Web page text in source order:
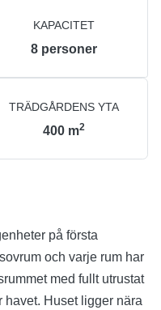
KAPACITET
8 personer
TRÄDGÅRDENS YTA
400 m2
på första
och varje rum har
med fullt utrustat
havet. Huset ligger nära